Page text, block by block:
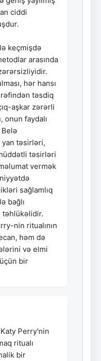
ciddi
keçmişdə
arasında
hər hansı
təsdiq
aşkar zərərli
onun faydalı
təsirləri,
təsirləri
vermək
sağlamlıq
bağlı
təhlükəlidir.
nin ritualının
həm də
və elmi
üçün bir
Perry'nin
ritualı
bir